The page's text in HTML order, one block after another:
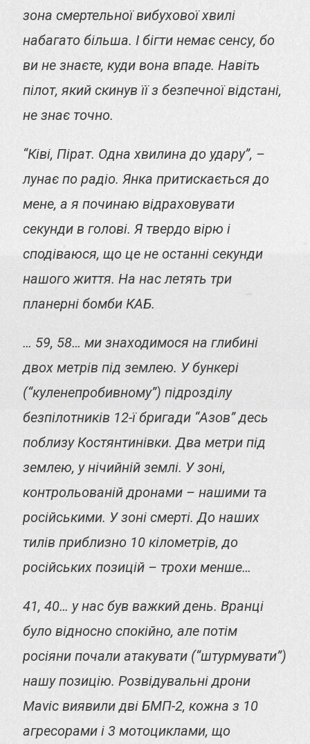
зона смертельної вибухової хвилі
набагато більша. І бігти немає сенсу, бо
ви не знаєте, куди вона впаде. Навіть
пілот, який скинув її з безпечної відстані,
не знає точно.
“Ківі, Пірат. Одна хвилина до удару”, –
лунає по радіо. Янка притискається до
мене, а я починаю відраховувати
секунди в голові. Я твердо вірю і
сподіваюся, що це не останні секунди
нашого життя. На нас летять три
планерні бомби КАБ.
… 59, 58… ми знаходимося на глибині
двох метрів під землею. У бункері
(“куленепробивному”) підрозділу
безпілотників 12-ї бригади “Азов” десь
поблизу Костянтинівки. Два метри під
землею, у нічийній землі. У зоні,
контрольованій дронами – нашими та
російськими. У зоні смерті. До наших
тилів приблизно 10 кілометрів, до
російських позицій – трохи менше…
41, 40… у нас був важкий день. Вранці
було відносно спокійно, але потім
росіяни почали атакувати (“штурмувати”)
нашу позицію. Розвідувальні дрони
Mavic виявили дві БМП-2, кожна з 10
агресорами і 3 мотоциклами, що